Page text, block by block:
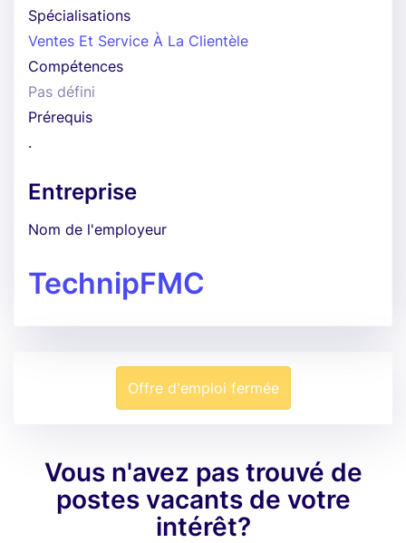
Spécialisations
Ventes Et Service À La Clientèle
Compétences
Pas défini
Prérequis
.
Entreprise
Nom de l'employeur
TechnipFMC
Offre d'emploi fermée
Vous n'avez pas trouvé de
postes vacants de votre
intérêt?